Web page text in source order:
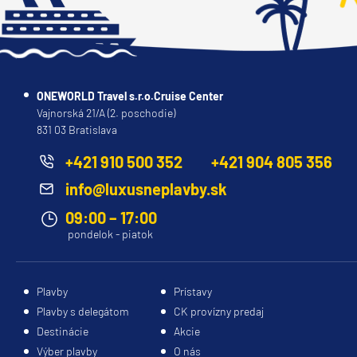
Princess
Caribbean Princess
Crown Princess
Diamond Princess
Discovery Princess
Emerald Princess
Enchanted Princess
Grand Princess
Island Princess
Majestic Princess
Regal Princess
Royal Princess
ONEWORLD Travel s.r.o.Cruise Center
Vajnorská 21/A (2. poschodie)
831 03 Bratislava
+421 910 500 352
+421 904 805 356
info@luxusneplavby.sk
09:00 – 17:00
pondelok - piatok
Plavby
Prístavy
Plavby s delegátom
CK provízny predaj
Destinácie
Akcie
Výber plavby
O nás